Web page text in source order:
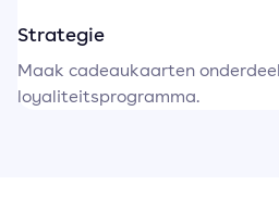
Strategie
Maak cadeaukaarten
loyaliteitsprogramma.